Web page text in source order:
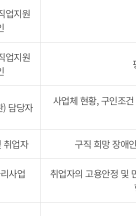
업지원
업지원
) 담당자
사업체 현황, 구인조
취업자 구직 희망 장애
사업
취업자의 고용안정 및